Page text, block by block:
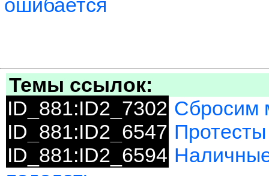
Темы ссылок:
ID_881:ID2_7302 Сбросим
ID_881:ID2_6547
ID_881:ID2_6594